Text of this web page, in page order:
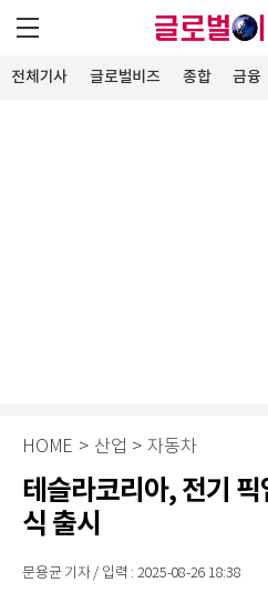
전체기사 글로벌비즈 종합 금융
HOME > 산업 > 자동차
테슬라코리아, 전기 픽
식 출시
문용균 기자 / 입력 : 2025-08-26 18:38